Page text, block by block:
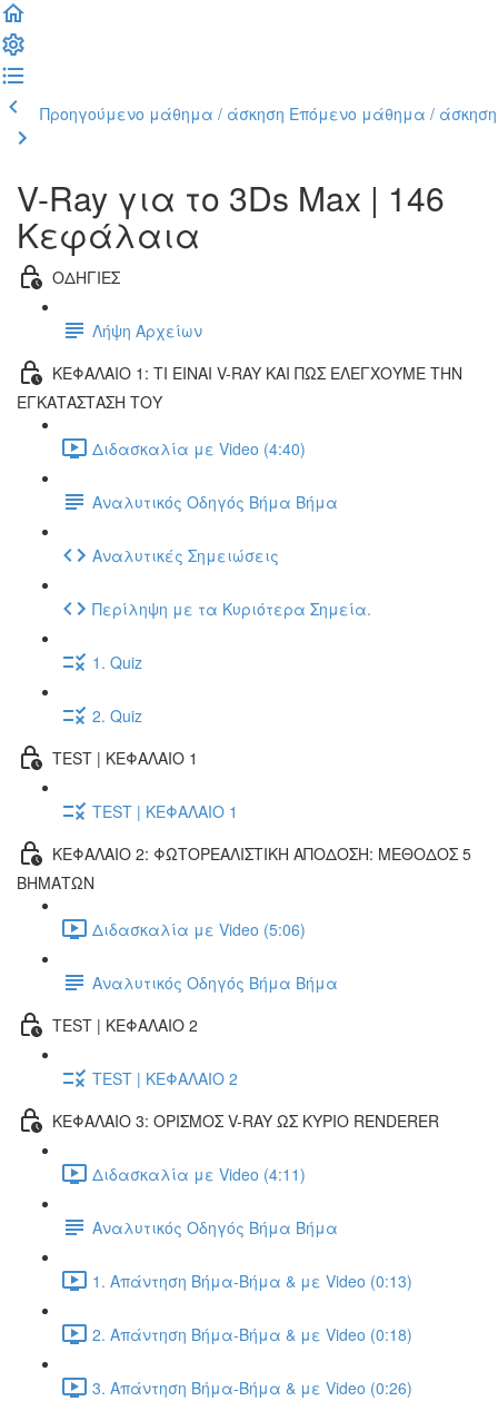
Προηγούμενο μάθημα / άσκηση Επόμενο μάθημα / άσκηση
V-Ray για το 3Ds Max | 146
Κεφάλαια
ΟΔΗΓΙΕΣ
Λήψη Αρχείων
ΚΕΦΑΛΑΙΟ 1: ΤΙ ΕΙΝΑΙ V-RAY ΚΑΙ ΠΩΣ ΕΛΕΓΧΟΥΜΕ ΤΗΝ
ΕΓΚΑΤΑΣΤΑΣΗ ΤΟΥ
Διδασκαλία με Video (4:40)
Αναλυτικός Οδηγός Βήμα Βήμα
Αναλυτικές Σημειώσεις
Περίληψη με τα Κυριότερα Σημεία.
1. Quiz
2. Quiz
TEST | ΚΕΦΑΛΑΙΟ 1
TEST | ΚΕΦΑΛΑΙΟ 1
ΚΕΦΑΛΑΙΟ 2: ΦΩΤΟΡΕΑΛΙΣΤΙΚΗ ΑΠΟΔΟΣΗ: ΜΕΘΟΔΟΣ 5
ΒΗΜΑΤΩΝ
Διδασκαλία με Video (5:06)
Αναλυτικός Οδηγός Βήμα Βήμα
TEST | ΚΕΦΑΛΑΙΟ 2
TEST | ΚΕΦΑΛΑΙΟ 2
ΚΕΦΑΛΑΙΟ 3: ΟΡΙΣΜΟΣ V-RAY ΩΣ ΚΥΡΙΟ RENDERER
Διδασκαλία με Video (4:11)
Αναλυτικός Οδηγός Βήμα Βήμα
1. Απάντηση Βήμα-Βήμα & με Video (0:13)
2. Απάντηση Βήμα-Βήμα & με Video (0:18)
3. Απάντηση Βήμα-Βήμα & με Video (0:26)